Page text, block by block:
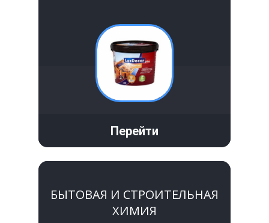
Перейти
БЫТОВАЯ И СТРОИТЕЛЬНАЯ
ХИМИЯ